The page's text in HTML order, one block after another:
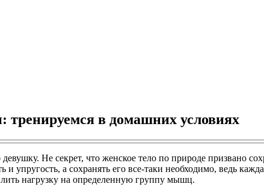
тренируемся в домашних условиях
Не секрет, что женское тело по природе призвано
и упругость, а сохранять его все-таки необходимо, ведь
нагрузку на определенную группу мышц.